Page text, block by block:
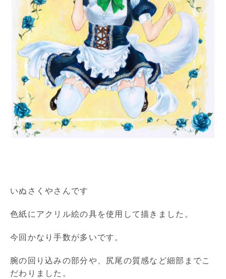
いぬさくやさんです
色紙にアクリル絵の具を使用して描きました。
今回かなり手数が多いです。
腕の回り込みの部分や、尻尾の質感など細部までこ
だわりました。